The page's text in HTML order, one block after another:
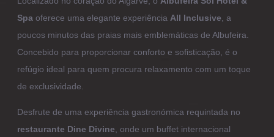
Spa oferece uma elegante experiência All Inclusive, a
poucos minutos das praias mais emblemáticas de Albufeira.
Concebido para proporcionar conforto e sofisticação, é o
refúgio ideal para quem procura relaxamento com um toque
de exclusividade.
Desfrute de uma experiência gastronómica requintada no
restaurante Dine Divine, onde um buffet internacional